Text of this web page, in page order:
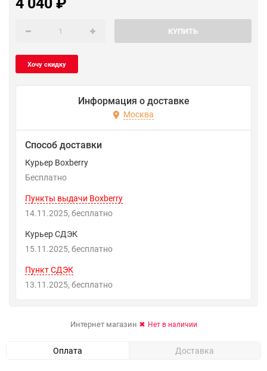
КУПИТЬ
Информация о доставке
Москва
Способ доставки
Курьер Boxberry
Бесплатно
Пункты выдачи Boxberry
14.11.2025
Бесплатно
Курьер СДЭК
15.11.2025
Бесплатно
Пункт СДЭК
13.11.2025
Бесплатно
Интернет магазин Нет в наличии
Оплата Доставка